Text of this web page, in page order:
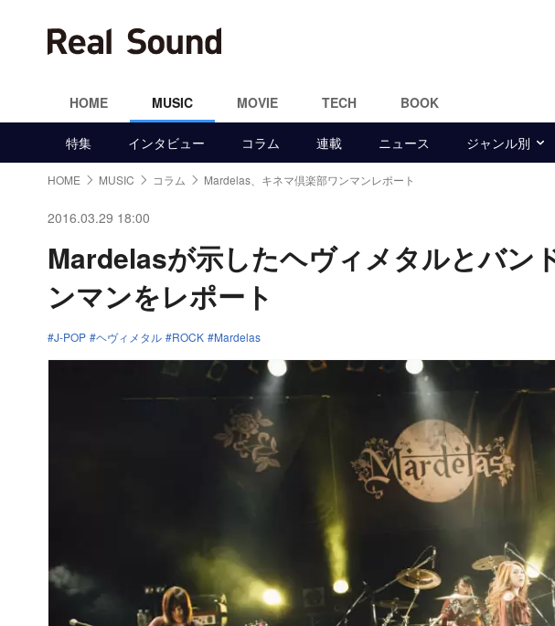
HOME MUSIC MOVIE TECH BOOK
特集 インタビュー コラム 連載 ニュース ジャンル別
HOME MUSIC コラム Mardelas、キネマ倶楽部ワンマンレポート
2016.03.29 18:00
Mardelasが示したヘヴィメタルとバ
ンマンをレポート
J-POP ヘヴィメタル ROCK Mardelas